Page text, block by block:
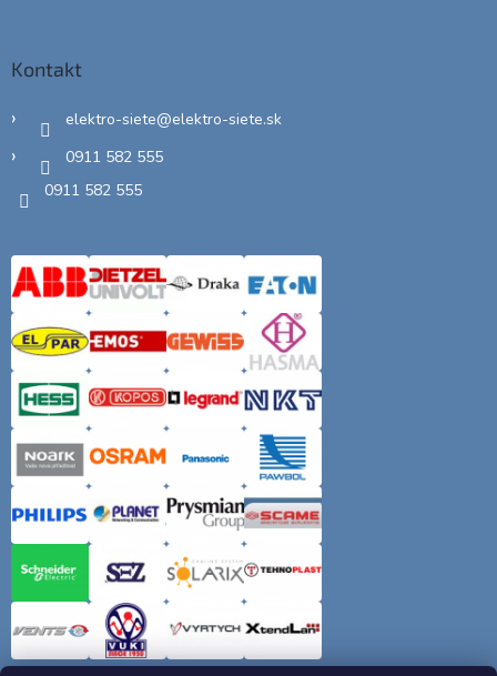
Kontakt
elektro-siete@elektro-siete.sk
0911 582 555
0911 582 555